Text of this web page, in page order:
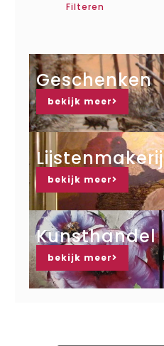
Filteren
Geschenken
bekijk meer
Lijstenmakerij
bekijk meer
Kunsthandel
bekijk meer